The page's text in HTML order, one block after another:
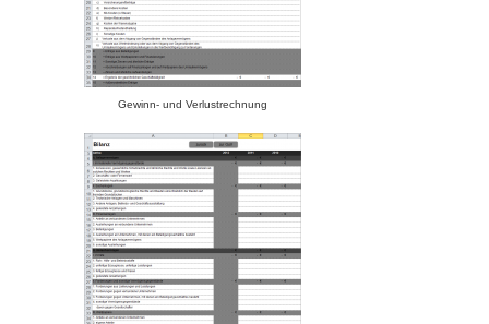
Gewinn- und Verlustrechnung